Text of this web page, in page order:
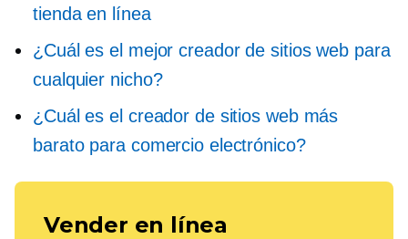
tienda en línea
¿Cuál es el mejor creador de sitios web para
cualquier nicho?
¿Cuál es el creador de sitios web más
barato para comercio electrónico?
Vender en línea